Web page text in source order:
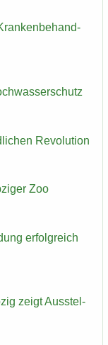
Re­vo­lu­ti­on
Zoo
er­folg­reich
zeigt Aus­stel­